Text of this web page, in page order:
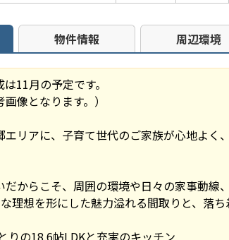
物件情報 周辺環境
11月の予定です。
像となります。）
エリアに、子育て世代のご家族が心地よ
だからこそ、周囲の環境や日々の家事動
理想を形にした魅力溢れる間取りと、落ち